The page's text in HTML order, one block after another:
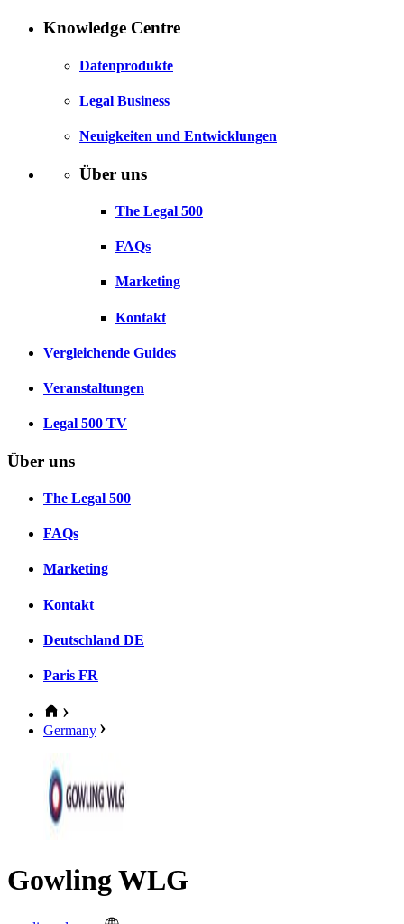
Knowledge Centre
Datenprodukte
Legal Business
Neuigkeiten und Entwicklungen
Über uns
The Legal 500
FAQs
Marketing
Kontakt
Vergleichende Guides
Veranstaltungen
Legal 500 TV
Über uns
The Legal 500
FAQs
Marketing
Kontakt
Deutschland DE
Paris FR
Germany
Gowling WLG